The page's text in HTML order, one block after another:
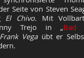
Seite von Steven
El Chivo. Mit
Trejo in „Bad
Frank Vega übt er